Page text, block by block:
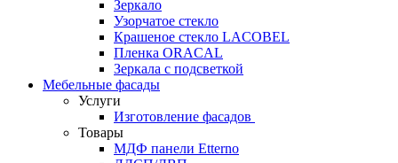
Зеркало
Узорчатое стекло
Крашеное стекло LACOBEL
Пленка ORACAL
Зеркала с подсветкой
Мебельные фасады
Услуги
Изготовление фасадов
Товары
МДФ панели Etterno